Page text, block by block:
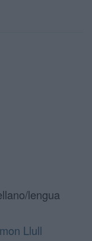
lengua
Llull